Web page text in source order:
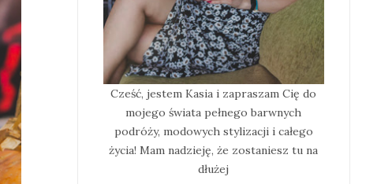
Cześć, jestem Kasia i zapraszam Cię do
mojego świata pełnego barwnych
podróży, modowych stylizacji i całego
życia! Mam nadzieję, że zostaniesz tu na
dłużej